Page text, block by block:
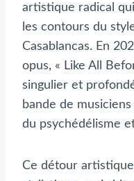
artistique radical
les contours du
Casablancas. En
opus, « Like All
singulier et
bande de
du psychédélisme
Ce détour artistique